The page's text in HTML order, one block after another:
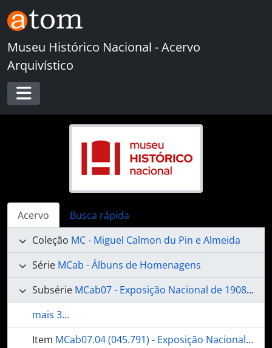
Skip to main content
Museu Histórico Nacional - Acervo
Arquivístico
Toggle navigation
Acervo
Busca rápida
Coleção MC - Miguel Calmon du Pin e Almeida
Série MCab - Álbuns de Homenagens
Subsérie MCab07 - Exposição Nacional de 1908, no Rio de Janeiro
mais 3...
Item MCab07.04 (045.791) - Exposição Nacional de 1908 - Ponte do Ancoradouro